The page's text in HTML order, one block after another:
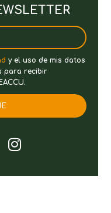
y el uso de mis datos
para recibir